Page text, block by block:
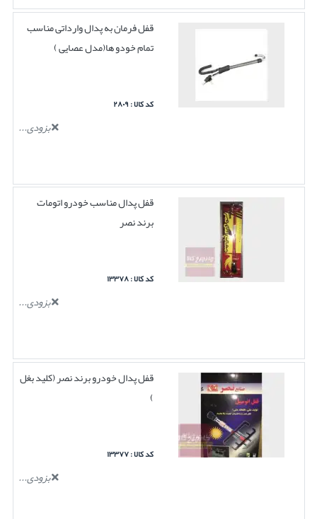
قفل فرمان به پدال وارداتی مناسب
تمام خودو ها(مدل عصایی )
کد کالا : ۲۸۰۹
بزودی...
قفل پدال مناسب خودرو اتومات
برند نصر
کد کالا : ۱۳۳۷۸
بزودی...
قفل پدال خودرو برند نصر (کلید بغل
)
کد کالا : ۱۳۳۷۷
بزودی...